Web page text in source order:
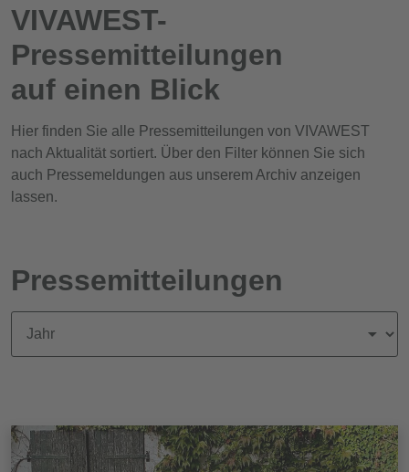
VIVAWEST-
Pressemitteilungen
auf einen Blick
Hier finden Sie alle Pressemitteilungen von VIVAWEST
nach Aktualität sortiert. Über den Filter können Sie sich
auch Pressemeldungen aus unserem Archiv anzeigen
lassen.
Pressemitteilungen